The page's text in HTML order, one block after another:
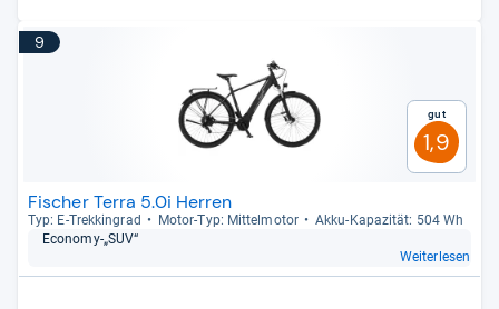
9
Gut
1,9
Fischer Terra 5.0i Herren
Typ: E-​Trek­kin­grad Motor-​Typ: Mit­tel­mo­tor
Akku-​Kapa­zi­tät: 504 Wh
Eco­nomy-​„SUV“
Weiterlesen